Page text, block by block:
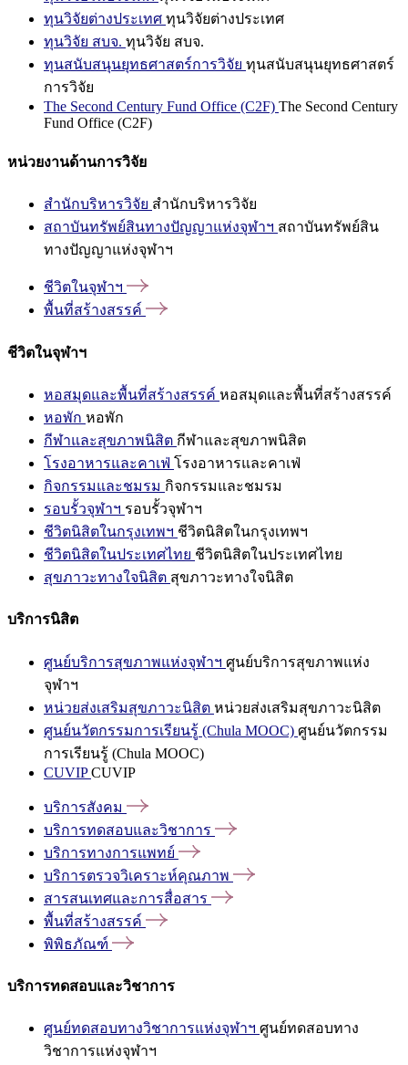
ทุนวิจัยต่างประเทศ ทุนวิจัยต่างประเทศ
ทุนวิจัย สบจ. ทุนวิจัย สบจ.
ทุนสนับสนุนยุทธศาสตร์การวิจัย ทุนสนับสนุนยุทธศาสตร์
การวิจัย
The Second Century Fund Office (C2F) The Second Century
Fund Office (C2F)
หน่วยงานด้านการวิจัย
สำนักบริหารวิจัย สำนักบริหารวิจัย
สถาบันทรัพย์สินทางปัญญาแห่งจุฬาฯ สถาบันทรัพย์สิน
ทางปัญญาแห่งจุฬาฯ
ชีวิตในจุฬาฯ
พื้นที่สร้างสรรค์
ชีวิตในจุฬาฯ
หอสมุดและพื้นที่สร้างสรรค์ หอสมุดและพื้นที่สร้างสรรค์
หอพัก หอพัก
กีฬาและสุขภาพนิสิต กีฬาและสุขภาพนิสิต
โรงอาหารและคาเฟ่ โรงอาหารและคาเฟ่
กิจกรรมและชมรม กิจกรรมและชมรม
รอบรั้วจุฬาฯ รอบรั้วจุฬาฯ
ชีวิตนิสิตในกรุงเทพฯ ชีวิตนิสิตในกรุงเทพฯ
ชีวิตนิสิตในประเทศไทย ชีวิตนิสิตในประเทศไทย
สุขภาวะทางใจนิสิต สุขภาวะทางใจนิสิต
บริการนิสิต
ศูนย์บริการสุขภาพแห่งจุฬาฯ ศูนย์บริการสุขภาพแห่ง
จุฬาฯ
หน่วยส่งเสริมสุขภาวะนิสิต หน่วยส่งเสริมสุขภาวะนิสิต
ศูนย์นวัตกรรมการเรียนรู้ (Chula MOOC) ศูนย์นวัตกรรม
การเรียนรู้ (Chula MOOC)
CUVIPCUVIP
บริการสังคม
บริการทดสอบและวิชาการ
บริการทางการแพทย์
บริการตรวจวิเคราะห์คุณภาพ
สารสนเทศและการสื่อสาร
พื้นที่สร้างสรรค์
พิพิธภัณฑ์
บริการทดสอบและวิชาการ
ศูนย์ทดสอบทางวิชาการแห่งจุฬาฯ ศูนย์ทดสอบทาง
วิชาการแห่งจุฬาฯ